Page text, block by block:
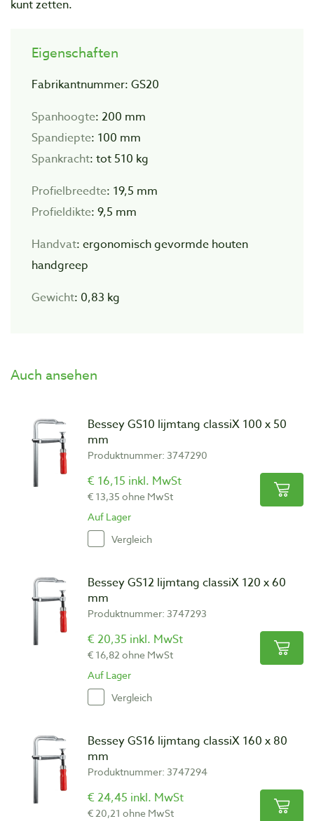
kunt zetten.
Eigenschaften
Fabrikantnummer: GS20
Spanhoogte: 200 mm
Spandiepte: 100 mm
Spankracht: tot 510 kg
Profielbreedte: 19,5 mm
Profieldikte: 9,5 mm
Handvat: ergonomisch gevormde houten
handgreep
Gewicht: 0,83 kg
Auch ansehen
Bessey GS10 lijmtang classiX 100 x 50
mm
Produktnummer: 3747290
€ 16,15 inkl. MwSt
€ 13,35 ohne MwSt
Auf Lager
Vergleich
Bessey GS12 lijmtang classiX 120 x 60
mm
Produktnummer: 3747293
€ 20,35 inkl. MwSt
€ 16,82 ohne MwSt
Auf Lager
Vergleich
Bessey GS16 lijmtang classiX 160 x 80
mm
Produktnummer: 3747294
€ 24,45 inkl. MwSt
€ 20,21 ohne MwSt